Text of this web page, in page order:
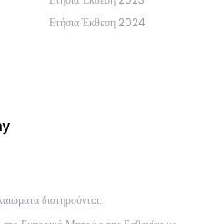
Ετήσια Έκθεση 2024
διατηρούνται.